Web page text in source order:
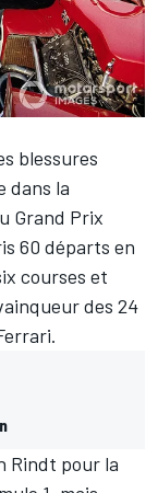
blessures
dans la
Grand Prix
60 départs en
courses et
des 24
Rindt pour la